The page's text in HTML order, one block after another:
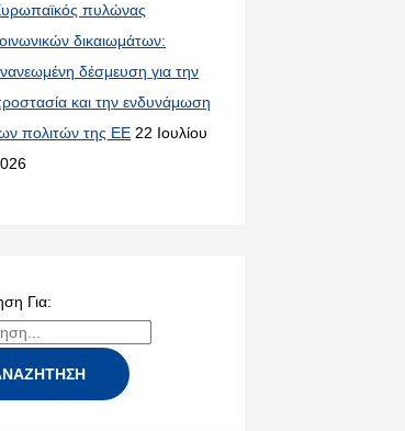
πυλώνας
δικαιωμάτων:
δέσμευση για την
και την ενδυνάμωση
πολιτών της ΕΕ 22 Ιουλίου
Για: